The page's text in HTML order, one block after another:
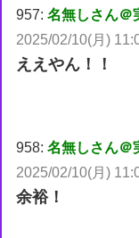
957:名無しさん＠
2025/02/10(月)
ええやん！！
958:名無しさん＠
2025/02/10(月)
余裕！